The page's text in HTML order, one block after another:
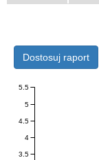
Dostosuj raport
3.5
4
4.5
5
5.5